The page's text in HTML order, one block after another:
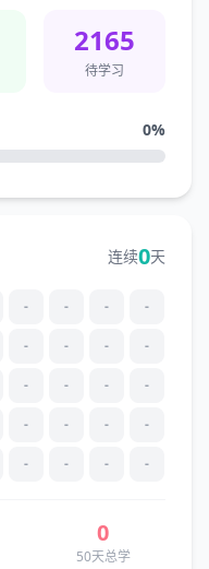
2165
待学习
0%
连续0天
- - - -
- - - -
- - - -
- - - -
- - - -
0
50天总学